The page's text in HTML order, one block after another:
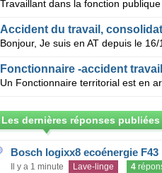
Accident du travail,
Fonctionnaire -accident
Les dernières réponses publiées
Bosch logixx8 ecoénergie F43
Il y a 1 minute Lave-linge 4